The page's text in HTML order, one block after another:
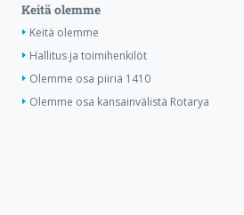
Keitä olemme
Keitä olemme
Hallitus ja toimihenkilöt
Olemme osa piiriä 1410
Olemme osa kansainvälistä Rotarya